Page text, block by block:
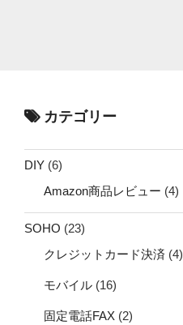
カテゴリー
DIY (6)
Amazon商品レビュー (4)
SOHO (23)
クレジットカード決済 (4)
モバイル (16)
固定電話FAX (2)